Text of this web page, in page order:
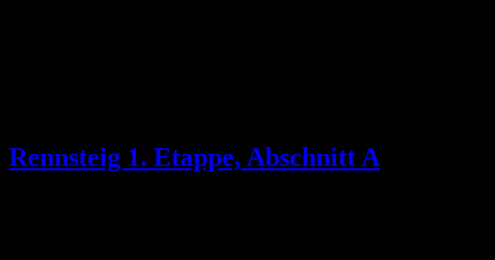
Rennsteig 1. Etappe, Abschnitt A